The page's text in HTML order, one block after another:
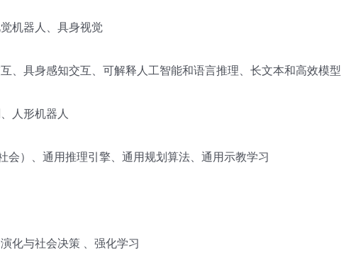
机器人、具身视觉
、具身感知交互、可解释人工智能和语言推理、长文本和高效模型
人形机器人
会）、通用推理引擎、通用规划算法、通用示教学习
化与社会决策 、强化学习